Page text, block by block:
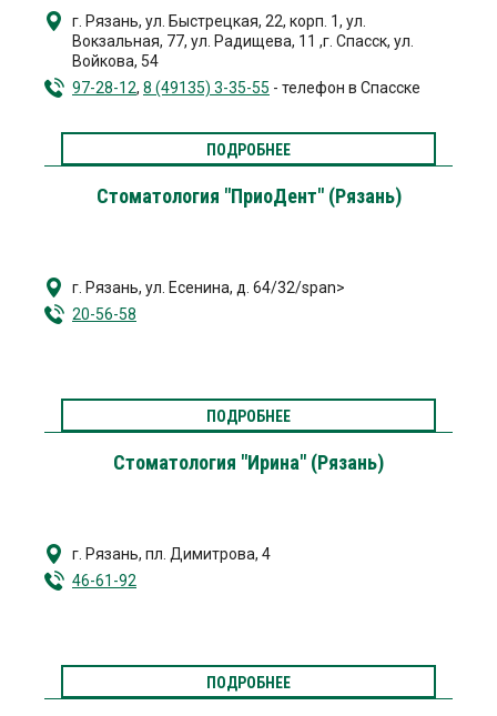
г. Рязань, ул. Быстрецкая, 22, корп. 1, ул.
Вокзальная, 77, ул. Радищева, 11 ,г. Спасск, ул.
Войкова, 54
97-28-12, 8 (49135) 3-35-55 - телефон в Спасске
ПОДРОБНЕЕ
Стоматология "ПриоДент" (Рязань)
г. Рязань, ул. Есенина, д. 64/32/span>
20-56-58
ПОДРОБНЕЕ
Стоматология "Ирина" (Рязань)
г. Рязань, пл. Димитрова, 4
46-61-92
ПОДРОБНЕЕ